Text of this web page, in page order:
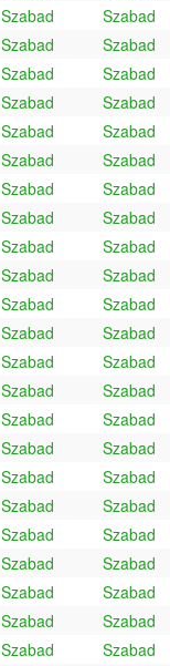
Szabad
Szabad
Szabad
Szabad
Szabad
Szabad
Szabad
Szabad
Szabad
Szabad
Szabad
Szabad
Szabad
Szabad
Szabad
Szabad
Szabad
Szabad
Szabad
Szabad
Szabad
Szabad
Szabad
Szabad
Szabad
Szabad
Szabad
Szabad
Szabad
Szabad
Szabad
Szabad
Szabad
Szabad
Szabad
Szabad
Szabad
Szabad
Szabad
Szabad
Szabad
Szabad
Szabad
Szabad
Szabad Szabad